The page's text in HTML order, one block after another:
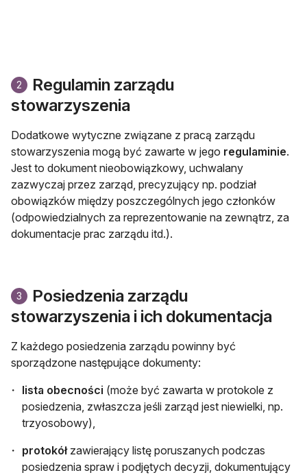
2
Regulamin zarządu
stowarzyszenia
Dodatkowe wytyczne związane z pracą zarządu
stowarzyszenia mogą być zawarte w jego regulaminie.
Jest to dokument nieobowiązkowy, uchwalany
zazwyczaj przez zarząd, precyzujący np. podział
obowiązków między poszczególnych jego członków
(odpowiedzialnych za reprezentowanie na zewnątrz, za
dokumentacje prac zarządu itd.).
3
Posiedzenia zarządu
stowarzyszenia i ich dokumentacja
Z każdego posiedzenia zarządu powinny być
sporządzone następujące dokumenty:
lista obecności (może być zawarta w protokole z
posiedzenia, zwłaszcza jeśli zarząd jest niewielki, np.
trzyosobowy),
protokółzawierający listę poruszanych podczas
posiedzenia spraw i podjętych decyzji, dokumentujący